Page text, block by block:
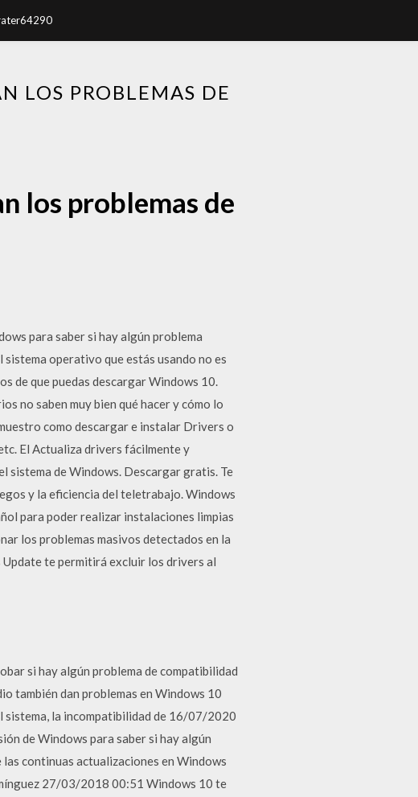
LOS PROBLEMAS DE
los problemas de
para saber si hay algún problema
operativo que estás usando no es
de que puedas descargar Windows 10.
no saben muy bien qué hacer y cómo lo
como descargar e instalar Drivers o
El Actualiza drivers fácilmente y
sistema de Windows. Descargar gratis. Te
y la eficiencia del teletrabajo. Windows
para poder realizar instalaciones limpias
los problemas masivos detectados en la
te permitirá excluir los drivers al
si hay algún problema de compatibilidad
también dan problemas en Windows 10
sistema, la incompatibilidad de 16/07/2020
de Windows para saber si hay algún
continuas actualizaciones en Windows
27/03/2018 00:51 Windows 10 te